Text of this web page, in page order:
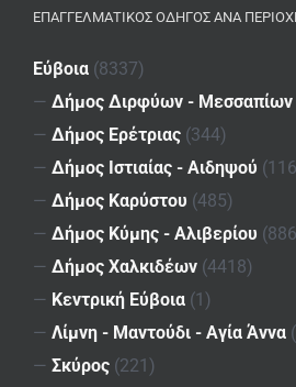
ΕΠΑΓΓΕΛΜΑΤΙΚΌΣ ΟΔΗΓΌΣ ΑΝΆ
Εύβοια (8337)
— Δήμος Διρφύων - Μεσσαπίων
— Δήμος Ερέτριας (344)
— Δήμος Ιστιαίας - Αιδηψού
— Δήμος Καρύστου (485)
— Δήμος Κύμης - Αλιβερίου
— Δήμος Χαλκιδέων (4418)
— Κεντρική Εύβοια (1)
— Λίμνη - Μαντούδι - Αγία Άννα
— Σκύρος (221)